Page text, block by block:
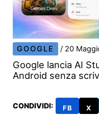
GOOGLE / 20
Google lancia AI
Android senza
CONDIVIDI: FB X